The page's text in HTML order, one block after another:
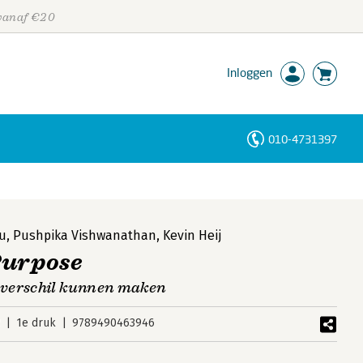
€20
Inloggen
010-4731397
, Pushpika Vishwanathan, Kevin Heij
kunnen maken
1e druk 9789490463946
Personen